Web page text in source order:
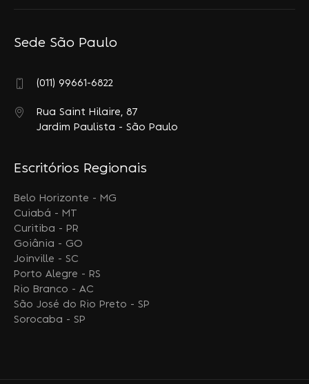
Sede São Paulo
(011) 99661-6822
Rua Saint Hilaire, 87
Jardim Paulista - São Paulo
Escritórios Regionais
Belo Horizonte - MG
Cuiabá - MT
Curitiba - PR
Goiânia - GO
Joinville - SC
Porto Alegre - RS
Rio Branco - AC
São José do Rio Preto - SP
Sorocaba - SP